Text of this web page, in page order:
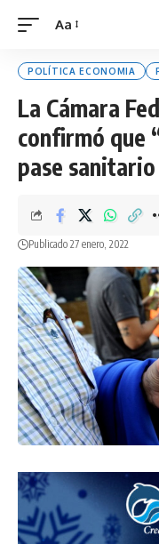
Font
Aa
POLÍTICA ECONOMIA
La Cámara
confirmó que
pase sanitario
Publicado 27 enero, 2022